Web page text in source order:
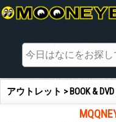
アウトレット > BOOK & DVD